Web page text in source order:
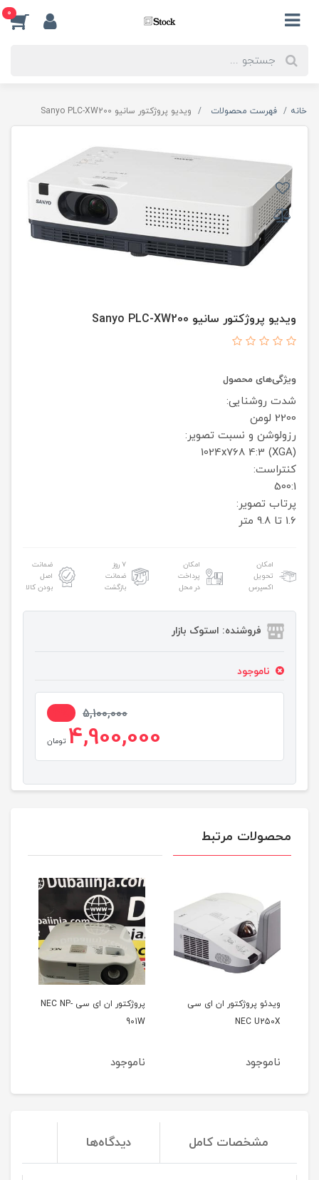
0
خانه فهرست محصولات ویدیو پروژکتور سانیو Sanyo PLC-XW200
ویدیو پروژکتور سانیو Sanyo PLC-XW200
ویژگی‌های محصول
شدت روشنایی:
2200 لومن
رزولوشن و نسبت تصویر:
1024x768 4:3 (XGA)
کنتراست:
500:1
پرتاب تصویر:
1.6 تا 9.8 متر
امکان
تحویل
اکسپرس
امکان
پرداخت
در محل
۷ روز
ضمانت
بازگشت
ضمانت
اصل
بودن کالا
فروشنده: استوک بازار
ناموجود
5,100,000
4,900,000 تومان
محصولات مرتبط
ان ای سی
پروژکتور ان ای سی NEC NP-
901W
ویدئو پروژکتور هیتاچی
مشخصات کامل دیدگاه‌ها